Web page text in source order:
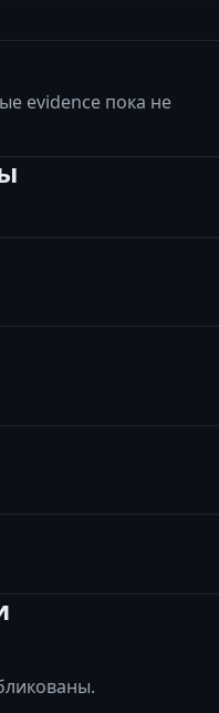
evidence пока не